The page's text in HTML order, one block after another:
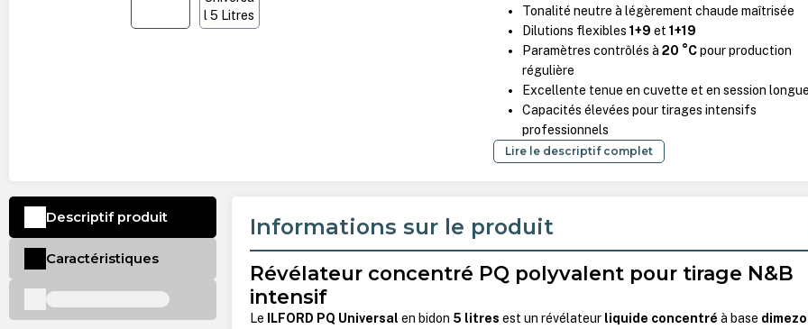
Tonalité neutre à légèrement chaude maîtrisée
Dilutions flexibles1+9 et1+19
Paramètres contrôlés à20 °Cpour production
régulière
Excellente tenue en cuvette et en session longue
Capacités élevées pour tirages intensifs
professionnels
Lire le descriptif complet
Informations sur le produit
Révélateur concentré PQ polyvalent pour tirage N&B
intensif
Le ILFORD PQ Universal en bidon 5 litres est un révélateur liquide concentré à base
Descriptif produit
Caractéristiques